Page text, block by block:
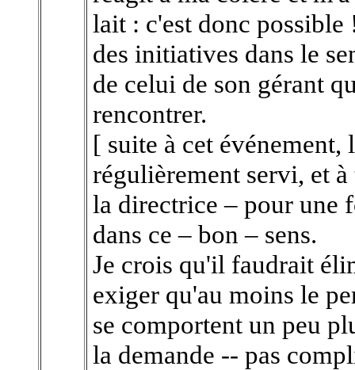
lait : c'est donc possible
des initiatives dans le
de celui de son gérant
rencontrer.
[ suite à cet événement,
régulièrement servi, et
la directrice – pour une
dans ce – bon – sens.
Je crois qu'il faudrait
exiger qu'au moins le
se comportent un peu
la demande -- pas